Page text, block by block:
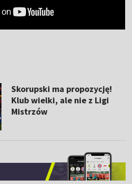
Skorupski ma propozycję!
Klub wielki, ale nie z Ligi
Mistrzów